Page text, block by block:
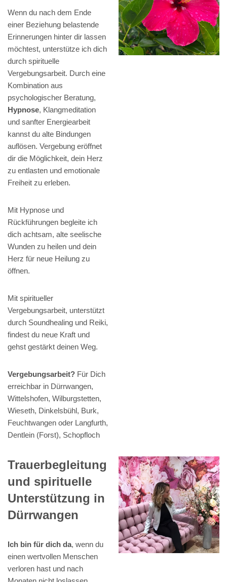
Wenn du nach dem Ende
einer Beziehung belastende
Erinnerungen hinter dir lassen
möchtest, unterstütze ich dich
durch spirituelle
Vergebungsarbeit. Durch eine
Kombination aus
psychologischer Beratung,
Hypnose, Klangmeditation
und sanfter Energiearbeit
kannst du alte Bindungen
auflösen. Vergebung eröffnet
dir die Möglichkeit, dein Herz
zu entlasten und emotionale
Freiheit zu erleben.
Mit Hypnose und
Rückführungen begleite ich
dich achtsam, alte seelische
Wunden zu heilen und dein
Herz für neue Heilung zu
öffnen.
Mit spiritueller
Vergebungsarbeit, unterstützt
durch Soundhealing und Reiki,
findest du neue Kraft und
gehst gestärkt deinen Weg.
Vergebungsarbeit? Für Dich
erreichbar in Dürrwangen,
Wittelshofen, Wilburgstetten,
Wieseth, Dinkelsbühl, Burk,
Feuchtwangen oder Langfurth,
Dentlein (Forst), Schopfloch
Trauerbegleitung
und spirituelle
Unterstützung in
Dürrwangen
Ich bin für dich da, wenn du
einen wertvollen Menschen
verloren hast und nach